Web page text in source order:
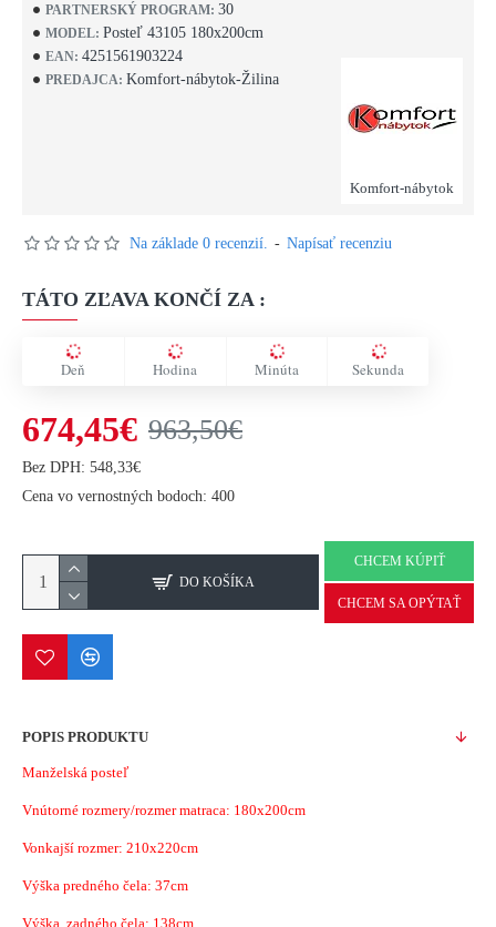
PARTNERSKÝ PROGRAM: 30
MODEL: Posteľ 43105 180x200cm
EAN: 4251561903224
PREDAJCA: Komfort-nábytok-Žilina
Komfort-nábytok
Na základe 0 recenzií. - Napísať recenziu
TÁTO ZĽAVA KONČÍ ZA :
Deň Hodina Minúta Sekunda
674,45€ 963,50€
Bez DPH: 548,33€
Cena vo vernostných bodoch: 400
DO KOŠÍKA
CHCEM KÚPIŤ
CHCEM SA OPÝTAŤ
POPIS PRODUKTU
Manželská posteľ
Vnútorné rozmery/rozmer matraca: 180x200cm
Vonkajší rozmer: 210x220cm
Výška predného čela: 37cm
Výška zadného čela: 138cm